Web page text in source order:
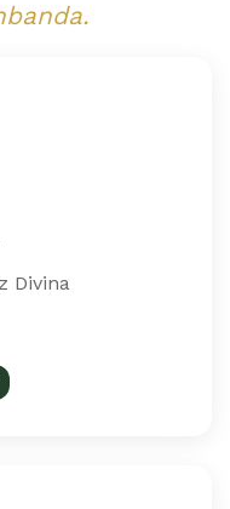
Divina